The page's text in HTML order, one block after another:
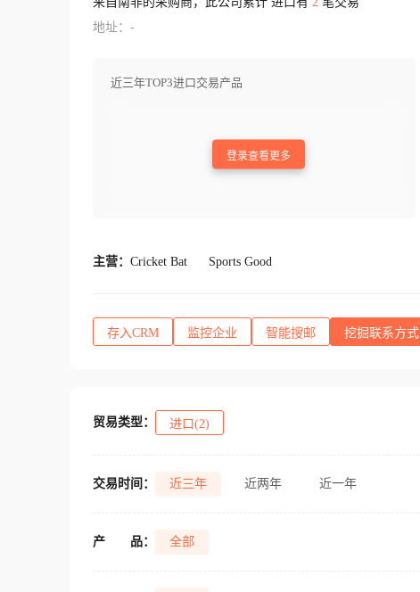
地址：-
近三年TOP3进口交易产品
登录查看更多
主营： Cricket Bat Sports Good
存入CRM 监控企业 智能搜邮 挖掘联系方式
贸易类型： 进口(2)
交易时间： 近三年 近两年 近一年
产 品： 全部